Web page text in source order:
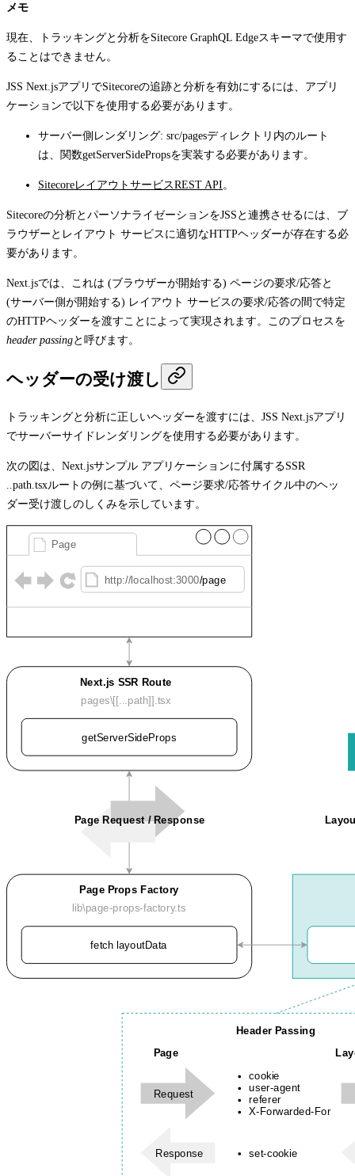
メモ
現在、トラッキングと分析をSitecore GraphQL Edgeスキーマで使用す
ることはできません。
JSS Next.jsアプリでSitecoreの追跡と分析を有効にするには、アプリ
ケーションで以下を使用する必要があります。
サーバー側レンダリング: src/pagesディレクトリ内のルート
は、関数getServerSidePropsを実装する必要があります。
SitecoreレイアウトサービスREST API 。
Sitecoreの分析とパーソナライゼーションをJSSと連携させるには、ブ
ラウザーとレイアウト サービスに適切なHTTPヘッダーが存在する必
要があります。
Next.jsでは、これは (ブラウザーが開始する) ページの要求/応答と
(サーバー側が開始する) レイアウト サービスの要求/応答の間で特定
のHTTPヘッダーを渡すことによって実現されます。このプロセスを
header passingと呼びます。
ヘッダーの受け渡し
トラッキングと分析に正しいヘッダーを渡すには、JSS Next.jsアプリ
でサーバーサイドレンダリングを使用する必要があります。
次の図は、Next.jsサンプル アプリケーションに付属するSSR
..path.tsxルートの例に基づいて、ページ要求/応答サイクル中のヘッ
ダー受け渡しのしくみを示しています。